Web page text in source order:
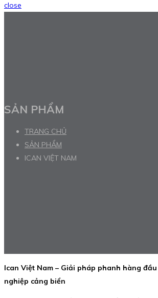
close
SẢN PHẨM
TRANG CHỦ
SẢN PHẨM
ICAN VIỆT NAM
Ican Việt Nam – Giải pháp phanh hàng
nghiệp cảng biển